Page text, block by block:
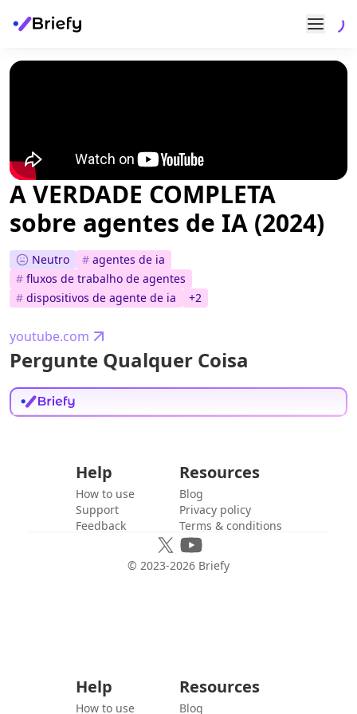
A VERDADE COMPLETA
sobre agentes de IA (2024)
Neutro # agentes de ia
# fluxos de trabalho de agentes
# dispositivos de agente de ia +2
youtube.com
Pergunte Qualquer Coisa
Help
How to use
Support
Feedback
Resources
Blog
Privacy policy
Terms & conditions
© 2023-2026 Briefy
Help
How to use
Resources
Blog